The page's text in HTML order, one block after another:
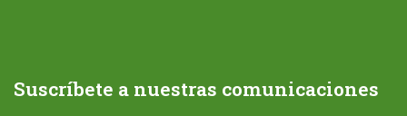
Suscríbete a nuestras comunicaciones